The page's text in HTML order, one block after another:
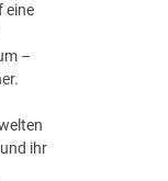
eine
–
ihr